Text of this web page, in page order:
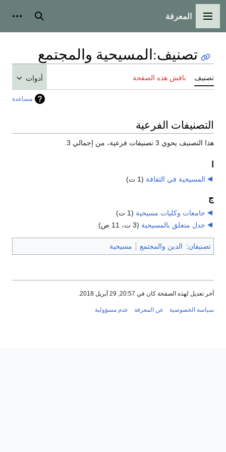
القائمة الرئيسية
المعرفة بحث
تصنيف:المسيحية والمجتمع
تصنيف ناقش هذه الصفحة أدوات
مساعدة
التصنيفات الفرعية
هذا التصنيف يحوي 3 تصنيفات فرعية، من إجمالي 3.
المسيحية في الثقافة (1 ت)
ج
جامعات وكليات مسيحية (1 ت)
جدل متعلق بالمسيحية (3 ت، 11 ص)
تصنيفان: الدين والمجتمع مسيحية
آخر تعديل لهذه الصفحة كان في 20:57, 29 أبريل 2018.
سياسة الخصوصية عن المعرفة عدم مسؤولية